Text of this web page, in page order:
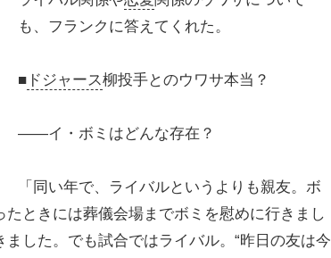
も、フランクに答えてくれた。
■ ドジャース柳投手とのウワサ本当？
――イ・ボミはどんな存在？
「同い年で、ライバルというよりも親友。ボ
ときには葬儀会場までボミを慰めに行きまし
した。でも試合ではライバル。“昨日の友は今